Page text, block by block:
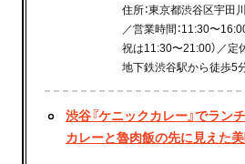
住所：東京都渋谷区宇田
／営業時間：11:30〜
祝は11:30〜21:00）／定
地下鉄渋谷駅から徒歩5
渋谷『ケニックカレー』でラン
カレーと魯肉飯の先に見えた